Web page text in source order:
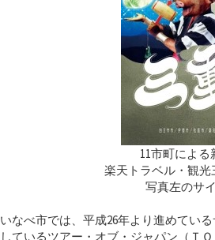
11市町による
楽天トラベル・観
写真左のサ
いなべ市では、平成26年より進めてい
しているツアー・オブ・ジャパン（Ｔ